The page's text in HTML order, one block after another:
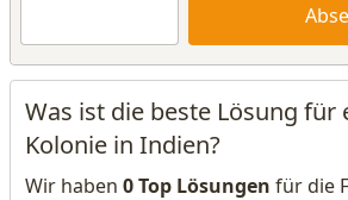
Was ist die beste Lösung für
Kolonie in Indien?
Wir haben 0 Top Lösungen für die